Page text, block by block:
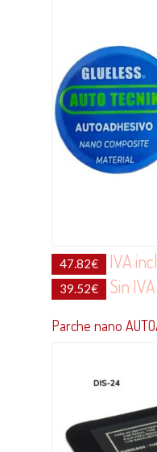
47.82€ IVA
39.52€ Sin IVA
Parche nano